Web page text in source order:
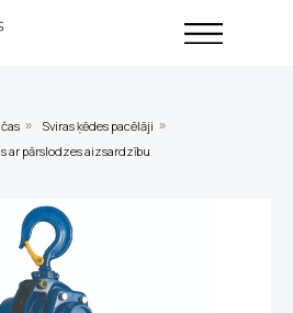
» Sviras ķēdes pacēlāji »
ar pārslodzes aizsardzību